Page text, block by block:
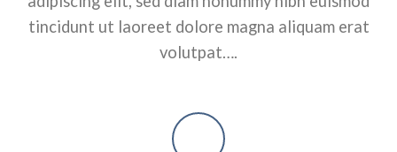
tincidunt ut laoreet dolore magna aliquam erat
volutpat….